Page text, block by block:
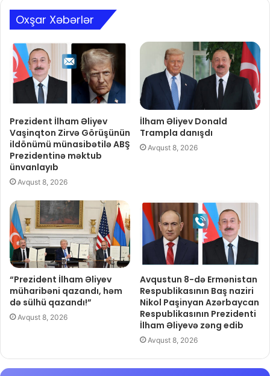
Oxşar Xəbərlər
Prezident İlham Əliyev
Vaşinqton Zirvə Görüşünün
ildönümü münasibətilə ABŞ
Prezidentinə məktub
ünvanlayıb
Avqust 8, 2026
İlham Əliyev Donald
Trampla danışdı
Avqust 8, 2026
“Prezident İlham Əliyev
müharibəni qazandı, həm
də sülhü qazandı!”
Avqust 8, 2026
Avqustun 8-də Ermənistan
Respublikasının Baş naziri
Nikol Paşinyan Azərbaycan
Respublikasının Prezidenti
İlham Əliyevə zəng edib
Avqust 8, 2026